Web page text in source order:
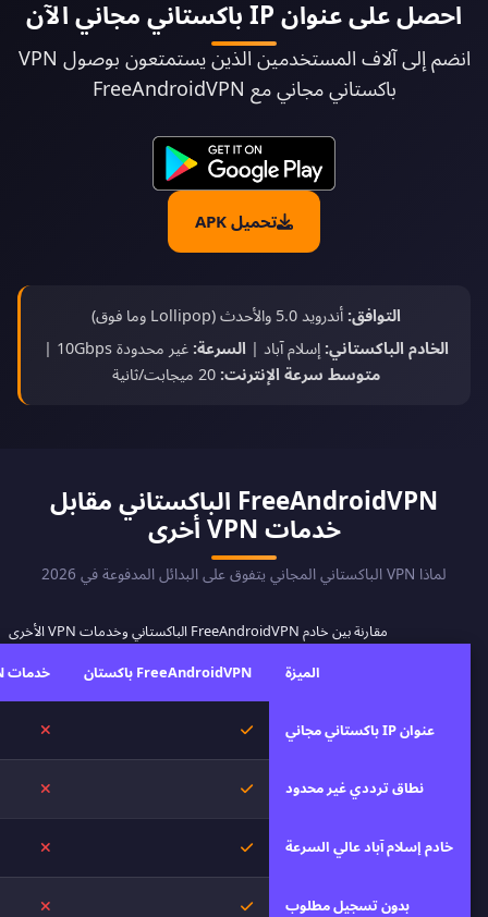
احصل على عنوان IP باكستاني مجاني الآن
انضم إلى آلاف المستخدمين الذين يستمتعون بوصول VPN
باكستاني مجاني مع FreeAndroidVPN
تحميل APK
التوافق: أندرويد 5.0 والأحدث (Lollipop وما فوق)
الخادم الباكستاني: إسلام آباد |السرعة: غير محدودة 10Gbps |
متوسط سرعة الإنترنت: 20 ميجابت/ثانية
FreeAndroidVPN الباكستاني مقابل
خدمات VPN أخرى
لماذا VPN الباكستاني المجاني يتفوق على البدائل المدفوعة في 2026
مقارنة بين خادم FreeAndroidVPN الباكستاني وخدمات VPN الأخرى
الميزة FreeAndroidVPN باكستان خدمات VPN أخرى
عنوان IP باكستاني مجاني نعم
نطاق ترددي غير محدود نعم
خادم إسلام آباد عالي السرعة نعم
بدون تسجيل مطلوب نعم